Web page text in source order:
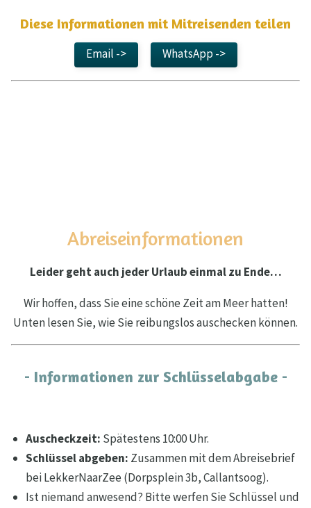
Diese Informationen mit Mitreisenden teilen
Email -> WhatsApp ->
Abreiseinformationen
Leider geht auch jeder Urlaub einmal zu Ende…
Wir hoffen, dass Sie eine schöne Zeit am Meer hatten!
Unten lesen Sie, wie Sie reibungslos auschecken können.
- Informationen zur Schlüsselabgabe -
Auscheckzeit: Spätestens 10:00 Uhr.
Schlüssel abgeben: Zusammen mit dem Abreisebrief
bei LekkerNaarZee (Dorpsplein 3b, Callantsoog).
Ist niemand anwesend? Bitte werfen Sie Schlüssel und